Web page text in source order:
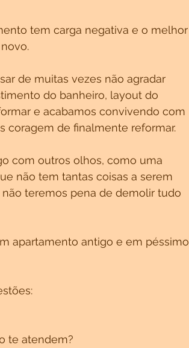
tem carga negativa e o melhor
de muitas vezes não agradar
do banheiro, layout do
e acabamos convivendo com
coragem de finalmente reformar.
com outros olhos, como uma
não tem tantas coisas a serem
teremos pena de demolir tudo
apartamento antigo e em péssimo
te atendem?